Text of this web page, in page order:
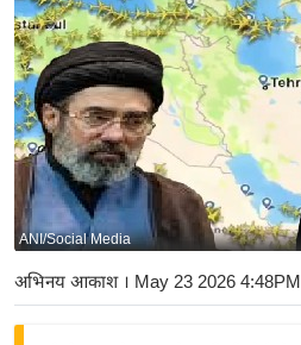
ष्ट्री
य
अं
त
र्रा
ष्ट्री
य
बि
ज़
ने
ANI/Social Media
अभिनय आकाश। May 23 2026 4:48PM